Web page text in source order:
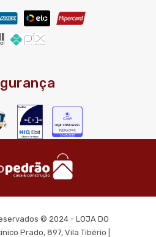
© 2024 - LOJA DO
Prado, 897, Vila Tibério |